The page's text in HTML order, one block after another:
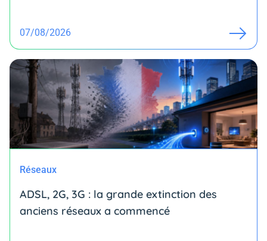
07/08/2026
Réseaux
ADSL, 2G, 3G : la grande extinction des
anciens réseaux a commencé